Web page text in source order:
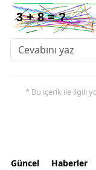
* Bu içerik ile ilgili
Güncel Haberler